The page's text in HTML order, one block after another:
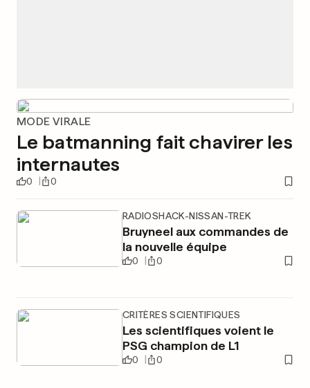
MODE VIRALE
Le batmanning fait chavirer les
internautes
0 0
RADIOSHACK-NISSAN-TREK
Bruyneel aux commandes de
la nouvelle équipe
0 0
CRITÈRES SCIENTIFIQUES
Les scientifiques voient le
PSG champion de L1
0 0